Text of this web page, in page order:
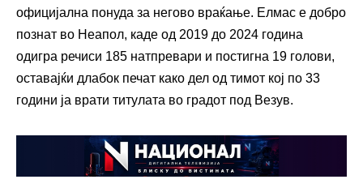
официјална понуда за негово враќање. Елмас е добро
познат во Неапол, каде од 2019 до 2024 година
одигра речиси 185 натпревари и постигна 19 голови,
оставајќи длабок печат како дел од тимот кој по 33
години ја врати титулата во градот под Везув.